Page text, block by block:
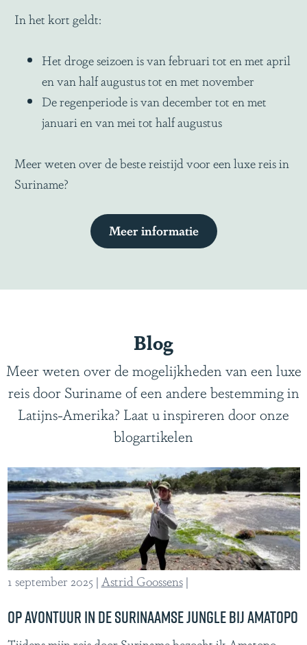
In het kort geldt:
Het droge seizoen is van februari tot en met april
en van half augustus tot en met november
De regenperiode is van december tot en met
januari en van mei tot half augustus
Meer weten over de beste reistijd voor een luxe reis in
Suriname?
Meer informatie
Blog
Meer weten over de mogelijkheden van een luxe
reis door Suriname of een andere bestemming in
Latijns-Amerika? Laat u inspireren door onze
blogartikelen
Op avontuur in de Surinaamse jungle bij Amatopo
1 september 2025 | Astrid Goossens |